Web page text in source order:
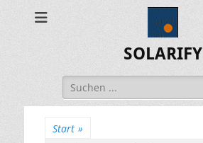
SOLARIFY
Suchen
nach:
Start »